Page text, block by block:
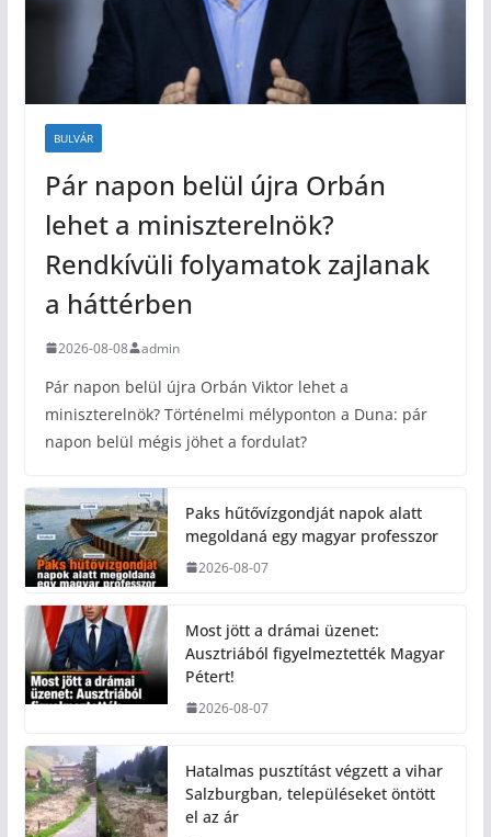
BULVÁR
Pár napon belül újra Orbán
lehet a miniszterelnök?
Rendkívüli folyamatok zajlanak
a háttérben
2026-08-08 admin
Pár napon belül újra Orbán Viktor lehet a
miniszterelnök? Történelmi mélyponton a Duna: pár
napon belül mégis jöhet a fordulat?
Paks hűtővízgondját napok alatt
megoldaná egy magyar professzor
2026-08-07
Most jött a drámai üzenet:
Ausztriából figyelmeztették Magyar
Pétert!
2026-08-07
Hatalmas pusztítást végzett a vihar
Salzburgban, településeket öntött
el az ár